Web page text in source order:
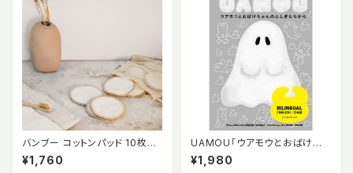
バンブー コットンパッド 10枚セ
ット コットン 洗濯ネット付き オ
ーガニック スキンケア 竹繊維
¥1,760
UAMOU「ウアモウとおばけちゃ
んのふしぎなちから」高木綾子／
宮野隆
¥1,980